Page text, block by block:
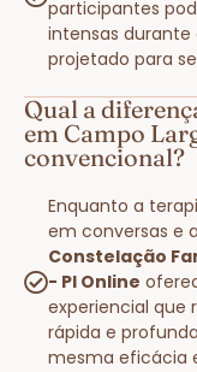
participantes
intensas durante
projetado para
Qual a
em Campo
convencional?
Enquanto a
em conversas e
Constelação
- PI Online
experiencial que
rápida e
mesma eficácia